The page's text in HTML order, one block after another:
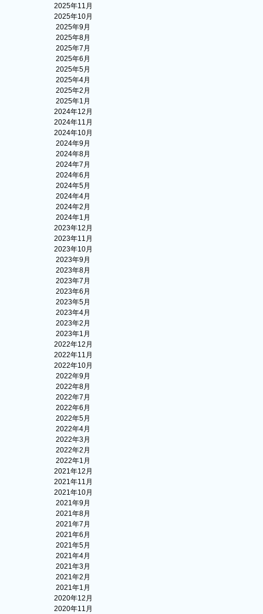
2025年11月
2025年10月
2025年9月
2025年8月
2025年7月
2025年6月
2025年5月
2025年4月
2025年2月
2025年1月
2024年12月
2024年11月
2024年10月
2024年9月
2024年8月
2024年7月
2024年6月
2024年5月
2024年4月
2024年2月
2024年1月
2023年12月
2023年11月
2023年10月
2023年9月
2023年8月
2023年7月
2023年6月
2023年5月
2023年4月
2023年2月
2023年1月
2022年12月
2022年11月
2022年10月
2022年9月
2022年8月
2022年7月
2022年6月
2022年5月
2022年4月
2022年3月
2022年2月
2022年1月
2021年12月
2021年11月
2021年10月
2021年9月
2021年8月
2021年7月
2021年6月
2021年5月
2021年4月
2021年3月
2021年2月
2021年1月
2020年12月
2020年11月